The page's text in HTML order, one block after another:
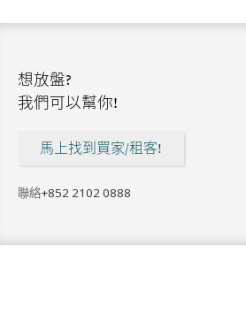
想放盤?
我們可以幫你!
馬上找到買家/租客!
聯絡+852 2102 0888